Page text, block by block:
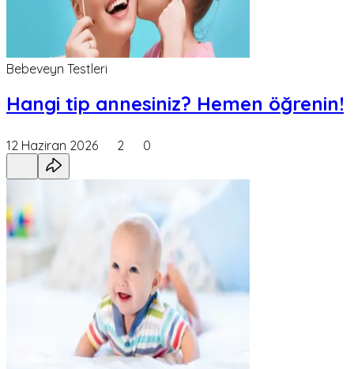
Bebeveyn Testleri
Hangi tip annesiniz? Hemen öğrenin!
12 Haziran 2026 2 0